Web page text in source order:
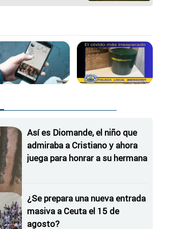
Así es Diomande, el niño que
admiraba a Cristiano y ahora
juega para honrar a su hermana
¿Se prepara una nueva entrada
masiva a Ceuta el 15 de
agosto?